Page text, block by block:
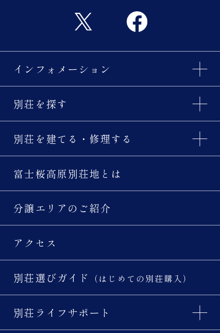
インフォメーション
別荘を探す
別荘を建てる・修理する
富士桜高原別荘地とは
分譲エリアのご紹介
アクセス
別荘選びガイド （はじめての別荘購入）
別荘ライフサポート